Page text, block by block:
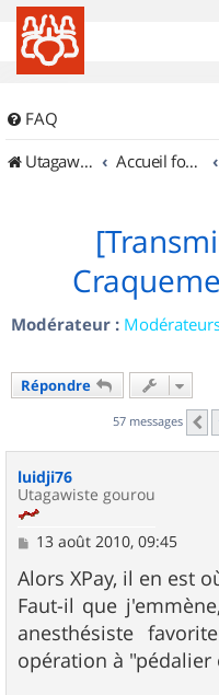
FAQ
UtagawaVTT (Randos VTT et VTTAE avec traces GPS)
Accueil forum
Modérateur :
Répondre
57 messages
luidji76
Utagawiste gourou
M
s
s
a
g
e
13 août 2010, 09:45
Alors XPay, il en est
Faut-il que
anesthésiste
opération à "pédalier